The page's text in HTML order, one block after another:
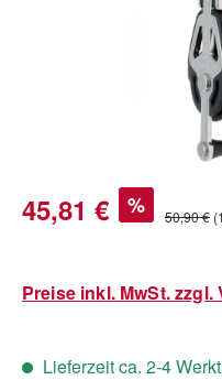
Verkaufspreis:
45,81 € % 50,90 €
Preise inkl. MwSt.
Lieferzeit ca. 2-4